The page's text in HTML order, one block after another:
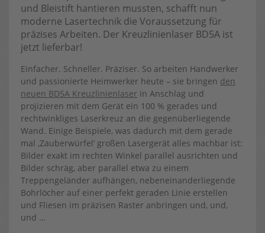
und Bleistift hantieren mussten, schafft nun
moderne Lasertechnik die Voraussetzung für
präzises Arbeiten. Der Kreuzlinienlaser BD5A ist
jetzt lieferbar!
Einfacher. Schneller. Präziser. So arbeiten Handwerker
und passionierte Heimwerker heute – sie bringen den
neuen BD5A Kreuzlinienlaser in Anschlag und
projizieren mit dem Gerät ein 100 % gerades und
rechtwinkliges Laserkreuz an die gegenüberliegende
Wand. Einige Beispiele, was dadurch mit dem gerade
mal ‚Zauberwürfel‘ großen Lasergerät alles machbar ist:
Bilder exakt im rechten Winkel parallel ausrichten und
Bilder schräg, aber parallel etwa zu einem
Treppengeländer aufhängen, nebeneinanderliegende
Bohrlöcher auf einer perfekt geraden Linie erstellen
und Fliesen im präzisen Raster anbringen und, und,
und …